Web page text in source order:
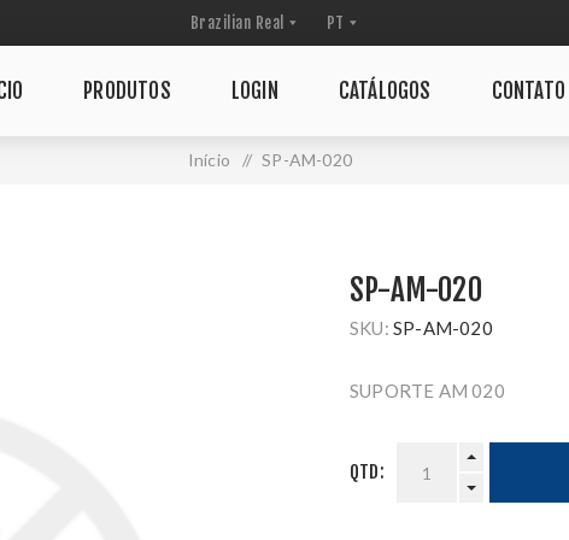
PRODUTOS LOGIN CATÁLOGOS CONTATO
Início / SP-AM-020
SP-AM-020
SKU: SP-AM-020
SUPORTE AM 020
QTD: